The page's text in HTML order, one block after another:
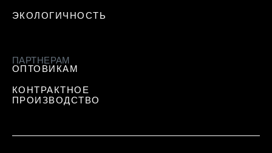
ЭКОЛОГИЧНОСТЬ
ПАРТНЕРАМ
ОПТОВИКАМ
КОНТРАКТНОЕ
ПРОИЗВОДСТВО